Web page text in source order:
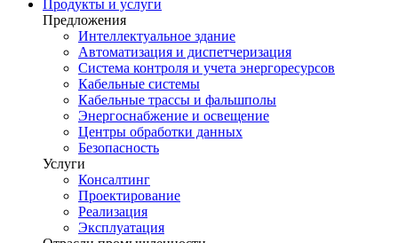
Продукты и услуги
Предложения
Интеллектуальное здание
Автоматизация и диспетчеризация
Система контроля и учета энергоресурсов
Кабельные системы
Кабельные трассы и фальшполы
Энергоснабжение и освещение
Центры обработки данных
Безопасность
Услуги
Консалтинг
Проектирование
Реализация
Эксплуатация